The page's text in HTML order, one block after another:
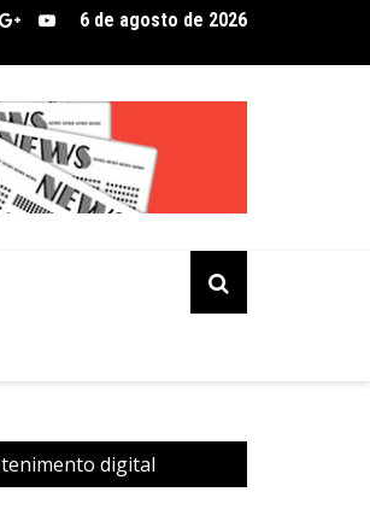
em festival que revela novos
6 de agosto de 2026
digital